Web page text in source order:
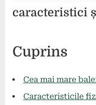
caracteristici
on
iulie
Cuprins
Cea mai mare
Caracteristicile